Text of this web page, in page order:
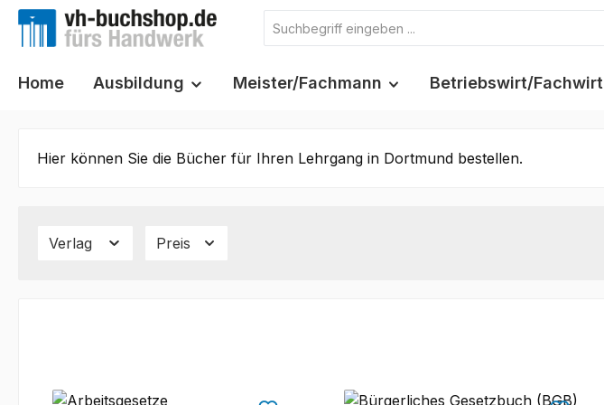
Hauptinhalt springen
Zur Suche springen
Zur Hauptnavigation springen
Home Ausbildung Meister/Fachmann Betriebswirt/Fachwirt
Hier können Sie die Bücher für Ihren Lehrgang in Dortmund bestellen.
Verlag Preis